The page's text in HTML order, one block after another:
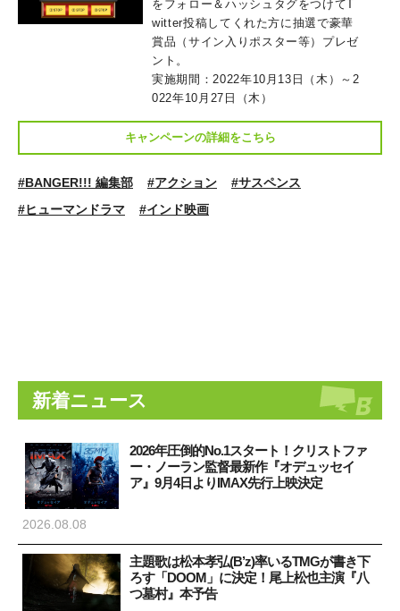
をフォロー＆ハッシュタグをつけてT
witter投稿してくれた方に抽選で豪華
賞品（サイン入りポスター等）プレゼ
ント。
実施期間：2022年10月13日（木）～2
022年10月27日（木）
キャンペーンの詳細をこちら
#BANGER!!! 編集部 #アクション
#サスペンス
#ヒューマンドラマ
#インド映画
新着ニュース
2026年圧倒的No.1スタート！クリストファ
ー・ノーラン監督最新作『オデュッセイ
ア』9月4日よりIMAX先行上映決定
2026.08.08
主題歌は松本孝弘(B’z)率いるTMGが書き下
ろす「DOOM」に決定！尾上松也主演『八
つ墓村』本予告